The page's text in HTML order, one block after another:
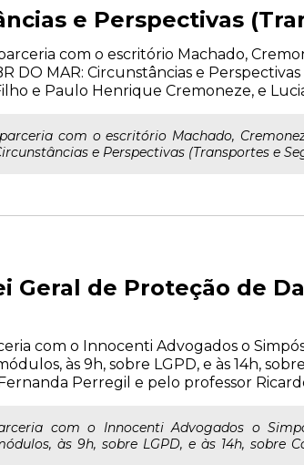
e Perspectivas
com o escritório Machado,
DO MAR: Circunstâncias e
e Paulo Henrique Cremoneze, e
com o escritório Machado,
e Perspectivas (Transportes e
Geral de Proteção de
com o Innocenti Advogados o
às 9h, sobre LGPD, e às 14h,
Perregil e pelo professor
com o Innocenti Advogados o
às 9h, sobre LGPD, e às 14h, sobre